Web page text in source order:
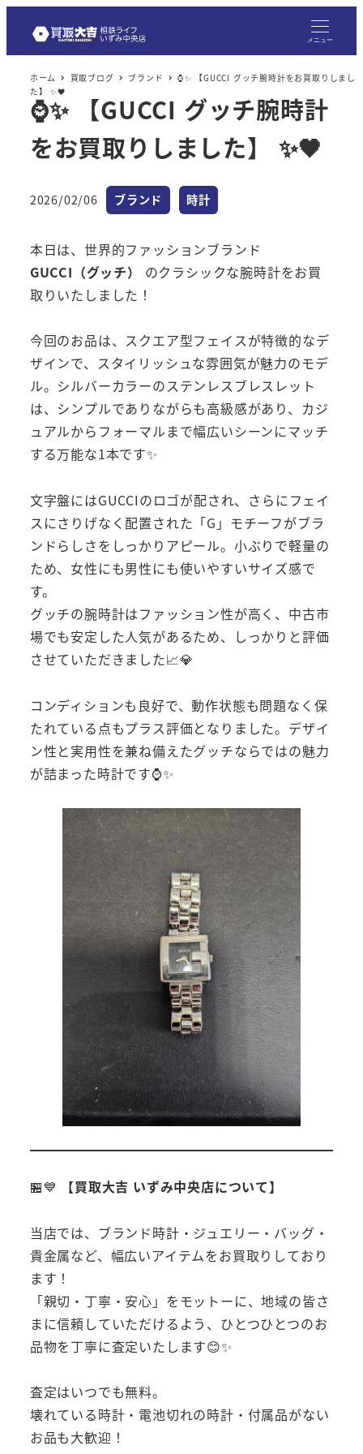
メニュー
ホーム 買取ブログ ブランド
⌚✨ 【GUCCI グッチ腕時計をお買取りしまし
た】 ✨🖤
⌚✨ 【GUCCI グッチ腕時計
をお買取りしました】 ✨🖤
投稿日
2026/02/06 カテゴリー
ブランド カテゴリー
時計
本日は、世界的ファッションブランド
GUCCI（グッチ）
のクラシックな腕時計をお買
取りいたしました！
今回のお品は、スクエア型フェイスが特徴的なデ
ザインで、スタイリッシュな雰囲気が魅力のモデ
ル。シルバーカラーのステンレスブレスレット
は、シンプルでありながらも高級感があり、カジ
ュアルからフォーマルまで幅広いシーンにマッチ
する万能な1本です✨
文字盤にはGUCCIのロゴが配され、さらにフェイ
スにさりげなく配置された「G」モチーフがブラ
ンドらしさをしっかりアピール。小ぶりで軽量の
ため、女性にも男性にも使いやすいサイズ感で
す。
グッチの腕時計はファッション性が高く、中古市
場でも安定した人気があるため、しっかりと評価
させていただきました📈💎
コンディションも良好で、動作状態も問題なく保
たれている点もプラス評価となりました。デザイ
ン性と実用性を兼ね備えたグッチならではの魅力
が詰まった時計です⌚✨
🏪💙 【買取大吉 いずみ中央店について】
当店では、ブランド時計・ジュエリー・バッグ・
貴金属など、幅広いアイテムをお買取りしており
ます！
「親切・丁寧・安心」をモットーに、地域の皆さ
まに信頼していただけるよう、ひとつひとつのお
品物を丁寧に査定いたします😊✨
査定はいつでも無料。
壊れている時計・電池切れの時計・付属品がない
お品も大歓迎！